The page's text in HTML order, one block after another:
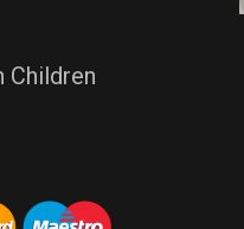
Children